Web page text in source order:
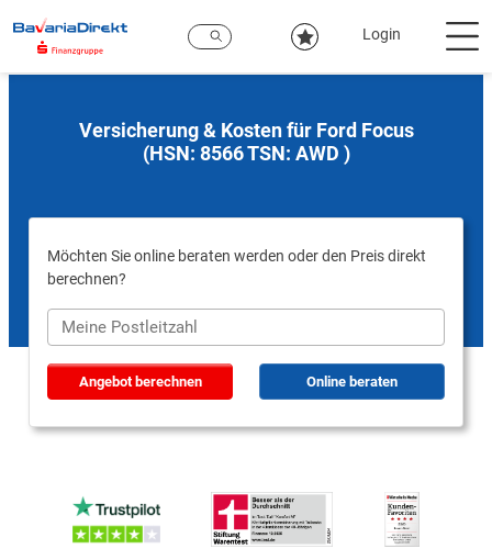
Hauptinhalt
Login
Versicherung & Kosten für Ford Focus
(HSN: 8566 TSN: AWD )
Möchten Sie online beraten werden oder den Preis direkt
berechnen?
Angebot berechnen Online beraten